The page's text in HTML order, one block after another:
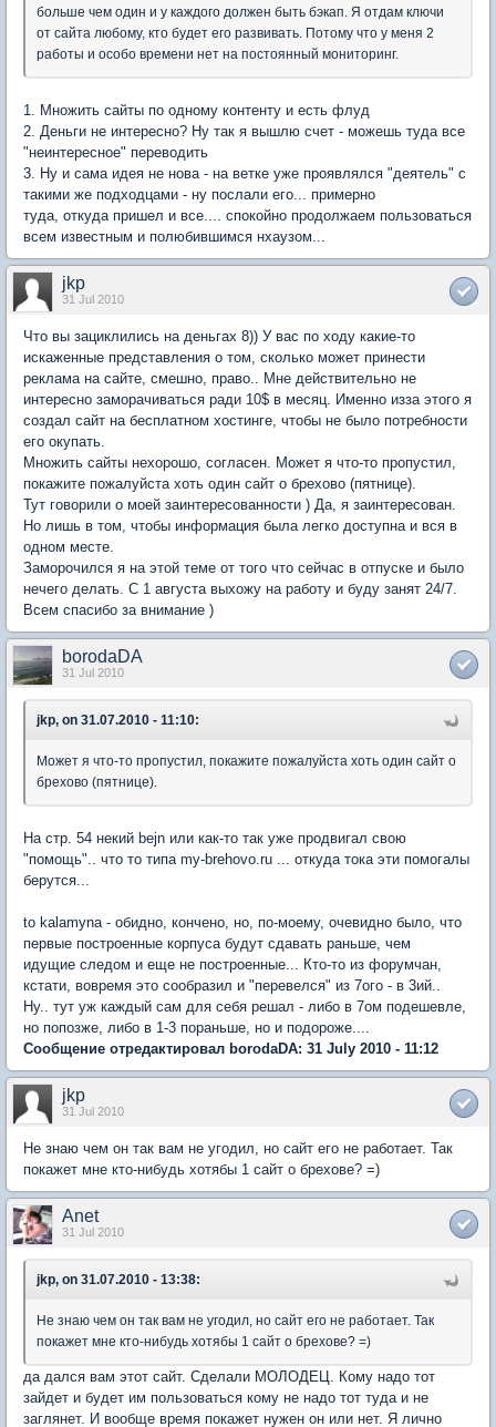
больше чем один и у каждого должен быть бэкап. Я отдам ключи
от сайта любому, кто будет его развивать. Потому что у меня 2
работы и особо времени нет на постоянный мониторинг.
1. Множить сайты по одному контенту и есть флуд
2. Деньги не интересно? Ну так я вышлю счет - можешь туда все
"неинтересное" переводить
3. Ну и сама идея не нова - на ветке уже проявлялся "деятель" с
такими же подходцами - ну послали его... примерно
туда, откуда пришел и все.... спокойно продолжаем пользоваться
всем известным и полюбившимся нхаузом...
jkp
31 Jul 2010
Что вы зациклились на деньгах 8)) У вас по ходу какие-то
искаженные представления о том, сколько может принести
реклама на сайте, смешно, право.. Мне действительно не
интересно заморачиваться ради 10$ в месяц. Именно изза этого я
создал сайт на бесплатном хостинге, чтобы не было потребности
его окупать.
Множить сайты нехорошо, согласен. Может я что-то пропустил,
покажите пожалуйста хоть один сайт о брехово (пятнице).
Тут говорили о моей заинтересованности ) Да, я заинтересован.
Но лишь в том, чтобы информация была легко доступна и вся в
одном месте.
Заморочился я на этой теме от того что сейчас в отпуске и было
нечего делать. С 1 августа выхожу на работу и буду занят 24/7.
Всем спасибо за внимание )
borodaDA
31 Jul 2010
jkp, on 31.07.2010 - 11:10:
Может я что-то пропустил, покажите пожалуйста хоть один сайт о
брехово (пятнице).
На стр. 54 некий bejn или как-то так уже продвигал свою
"помощь".. что то типа my-brehovo.ru ... откуда тока эти помогалы
берутся...
to kalamyna - обидно, кончено, но, по-моему, очевидно было, что
первые построенные корпуса будут сдавать раньше, чем
идущие следом и еще не построенные... Кто-то из форумчан,
кстати, вовремя это сообразил и "перевелся" из 7ого - в 3ий..
Ну.. тут уж каждый сам для себя решал - либо в 7ом подешевле,
но попозже, либо в 1-3 пораньше, но и подороже....
Сообщение отредактировал borodaDA: 31 July 2010 - 11:12
jkp
31 Jul 2010
Не знаю чем он так вам не угодил, но сайт его не работает. Так
покажет мне кто-нибудь хотябы 1 сайт о брехове? =)
Anet
31 Jul 2010
jkp, on 31.07.2010 - 13:38:
Не знаю чем он так вам не угодил, но сайт его не работает. Так
покажет мне кто-нибудь хотябы 1 сайт о брехове? =)
да дался вам этот сайт. Сделали МОЛОДЕЦ. Кому надо тот
зайдет и будет им пользоваться кому не надо тот туда и не
заглянет. И вообще время покажет нужен он или нет. Я лично